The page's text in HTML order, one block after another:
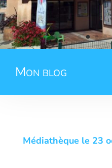
Mon blog
Médiathèque le 23